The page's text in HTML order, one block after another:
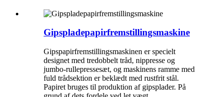
Gipspladepapirfremstillingsmaskine
Gipspapirfremstillingsmaskinen er specielt
designet med tredobbelt tråd, nippresse og
jumbo-rullepressesæt, og maskinens ramme med
fuld trådsektion er beklædt med rustfrit stål.
Papiret bruges til produktion af gipsplader. På